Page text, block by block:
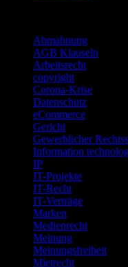
Abmahnung
AGB Klauseln
Arbeitsrecht
copyright
Corona-Krise
Datenschutz
eCommerce
Gericht
Gewerblicher
Information
IP
IT-Projekte
IT-Recht
IT-Verträge
Marken
Medienrecht
Meinung
Meinungsfreiheit
Mietrecht